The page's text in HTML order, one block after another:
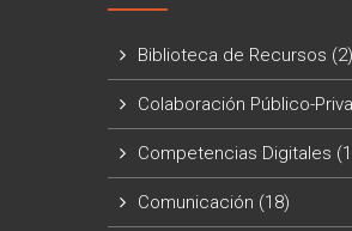
Biblioteca de Recursos (2)
Colaboración Público-
Competencias Digitales
Comunicación (18)